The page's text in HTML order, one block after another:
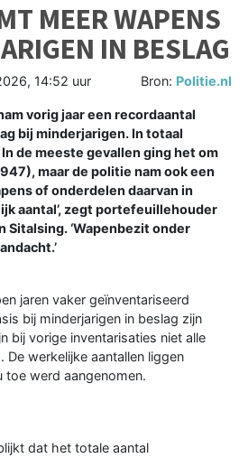
MEER WAPENS
IN BESLAG
14:52 uur Bron: Politie.nl
vorig jaar een recordaantal
bij minderjarigen. In totaal
de meeste gevallen ging het om
maar de politie nam ook een
of onderdelen daarvan in
aantal’, zegt portefeuillehouder
Sitalsing. ‘Wapenbezit onder
jaren vaker geïnventariseerd
bij minderjarigen in beslag zijn
bij vorige inventarisaties niet alle
De werkelijke aantallen liggen
werd aangenomen.
dat het totale aantal